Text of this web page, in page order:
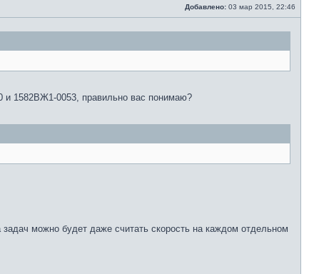
Добавлено: 03 мар 2015, 22:46
и 1582ВЖ1-0053, правильно вас понимаю?
можно будет даже считать скорость на каждом отдельном